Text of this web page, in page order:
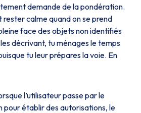
demande de la pondération.
rester calme quand on se prend
face des objets non identifiés
les décrivant, tu ménages le temps
tu leur prépares la voie. En
l’utilisateur passe par le
pour établir des autorisations, le